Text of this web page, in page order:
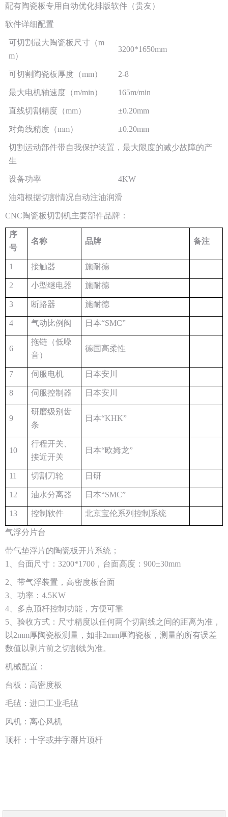
配有陶瓷板专用自动优化排版软件（贵友）
软件详细配置
可切割最大陶瓷板尺寸（m
m）
3200*1650mm
可切割陶瓷板厚度（mm） 2-8
最大电机轴速度（m/min） 165m/min
直线切割精度（mm） ±0.20mm
对角线精度（mm） ±0.20mm
切割运动部件带自我保护装置，最大限度的减少故障的产
生
设备功率 4KW
油箱根据切割情况自动注油润滑
CNC陶瓷板切割机主要部件品牌：
序
号
名称 品牌 备注
1 接触器 施耐德
2 小型继电器 施耐德
3 断路器 施耐德
4 气动比例阀 日本“SMC”
6
拖链（低噪
音）
德国高柔性
7 伺服电机 日本安川
8 伺服控制器 日本安川
9
研磨级别齿
条
日本“KHK”
10
行程开关、
接近开关
日本“欧姆龙”
11 切割刀轮 日研
12 油水分离器 日本“SMC”
13 控制软件 北京宝伦系列控制系统
气浮分片台
带气垫浮片的陶瓷板开片系统；
1、台面尺寸：3200*1700，台面高度：900±30mm
2、带气浮装置，高密度板台面
3、功率：4.5KW
4、多点顶杆控制功能，方便可靠
5、验收方式：尺寸精度以任何两个切割线之间的距离为准，
以2mm厚陶瓷板测量，如非2mm厚陶瓷板，测量的所有误差
数值以剥片前之切割线为准。
机械配置：
台板：高密度板
毛毡：进口工业毛毡
风机：离心风机
顶杆：十字或井字掰片顶杆